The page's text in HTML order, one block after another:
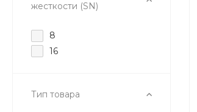
жесткости (SN)
8
16
Тип товара